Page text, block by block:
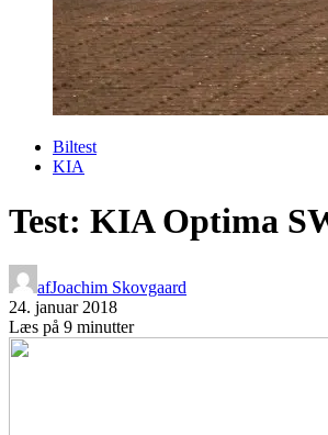
Biltest
KIA
Test: KIA Optima
afJoachim Skovgaard
24. januar 2018
Læs på 9 minutter